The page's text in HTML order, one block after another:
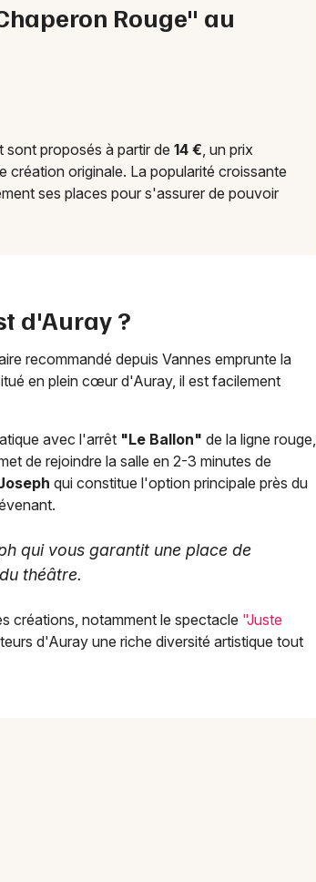
Rouge" au
sont proposés à partir de 14 €, un prix
création originale. La popularité croissante
ses places pour s'assurer de pouvoir
d'Auray ?
recommandé depuis Vannes emprunte la
en plein cœur d'Auray, il est facilement
avec l'arrêt "Le Ballon" de la ligne rouge,
de rejoindre la salle en 2-3 minutes de
qui constitue l'option principale près du
qui vous garantit une place de
théâtre.
créations, notamment le spectacle "Juste
d'Auray une riche diversité artistique tout